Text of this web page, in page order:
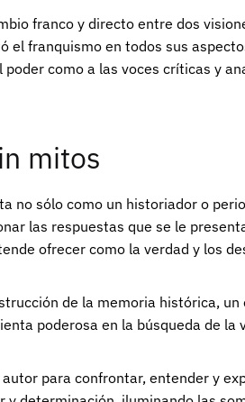
franco y directo entre dos
franquismo en todos sus
como a las voces críticas y
mitos
no sólo como un historiador o
las respuestas que se le
ofrecer como la verdad y los
de la memoria histórica,
poderosa en la búsqueda de
para confrontar, entender y